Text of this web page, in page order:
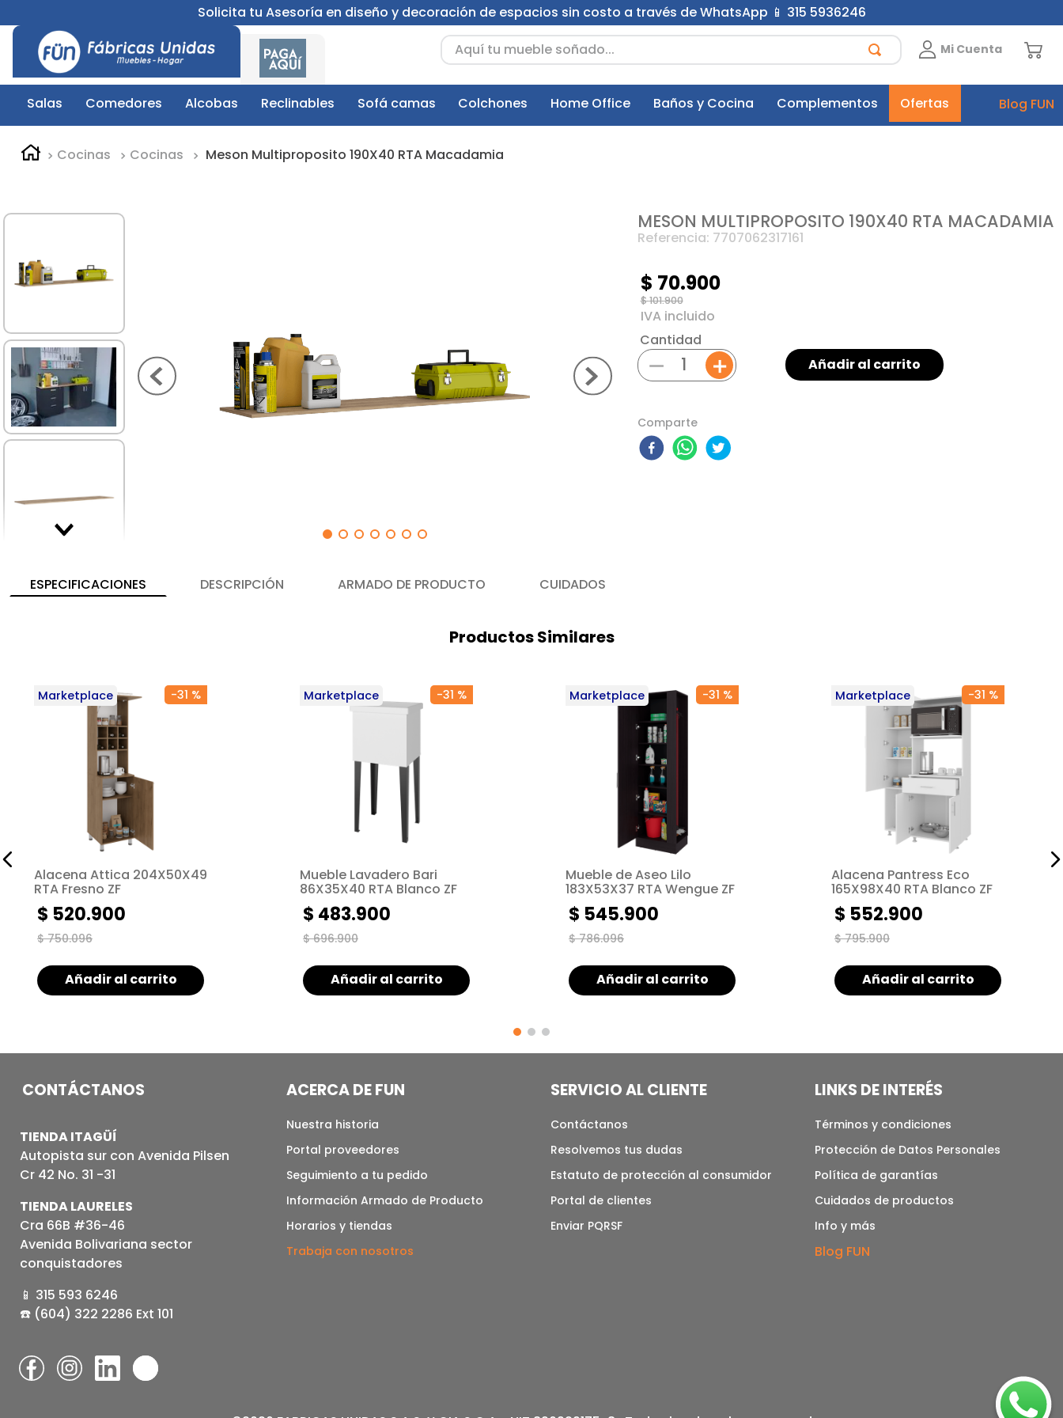
Solicita tu Asesoría en diseño y decoración de espacios sin costo a través de WhatsApp 📱 315 5936246
Aquí tu mueble soñado...
Mi Cuenta
Salas Comedores Alcobas Reclinables Sofá camas Colchones Home Office Baños y Cocina Complementos Ofertas Blog FUN
Cocinas Cocinas Meson Multiproposito 190X40 RTA Macadamia
MESON MULTIPROPOSITO 190X40 RTA MACADAMIA
Referencia: 7707062317161
$101.900
$ 70.900
Cantidad
＋
－ Añadir al carrito
Comparte
ESPECIFICACIONES DESCRIPCIÓN ARMADO DE PRODUCTO CUIDADOS
Productos Similares
Marketplace -31 %
Alacena Attica 204X50X49
RTA Fresno ZF
$ 750.096
$ 520.900
Añadir al carrito
Marketplace -31 %
Mueble Lavadero Bari
86X35X40 RTA Blanco ZF
$ 696.900
$ 483.900
Añadir al carrito
Marketplace -31 %
Mueble de Aseo Lilo
183X53X37 RTA Wengue ZF
$ 786.096
$ 545.900
Añadir al carrito
Marketplace -31 %
Alacena Pantress Eco
165X98X40 RTA Blanco ZF
$ 795.900
$ 552.900
Añadir al carrito
CONTÁCTANOS
TIENDA ITAGÜÍ
Autopista sur con Avenida Pilsen
Cr 42 No. 31 -31
TIENDA LAURELES
Cra 66B #36-46
Avenida Bolivariana sector
conquistadores
📱 315 593 6246
☎️ (604) 322 2286 Ext 101
ACERCA DE FUN
Nuestra historia
Portal proveedores
Seguimiento a tu pedido
Información Armado de Producto
Horarios y tiendas
Trabaja con nosotros
SERVICIO AL CLIENTE
Contáctanos
Resolvemos tus dudas
Estatuto de protección al consumidor
Portal de clientes
Enviar PQRSF
LINKS DE INTERÉS
Términos y condiciones
Protección de Datos Personales
Política de garantías
Cuidados de productos
Info y más
Blog FUN